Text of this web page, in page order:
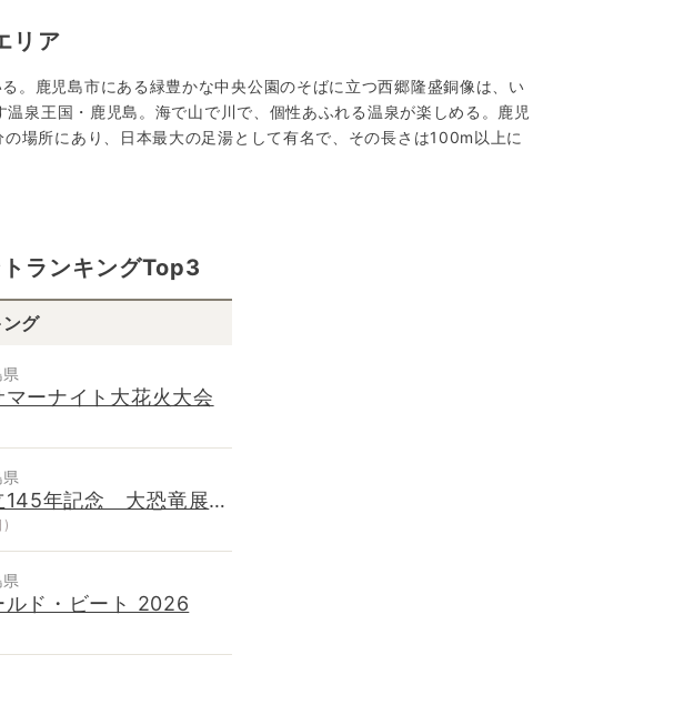
リア
。鹿児島市にある緑豊かな中央公園のそばに立つ西郷隆盛銅像は、い
泉王国・鹿児島。海で山で川で、個性あふれる温泉が楽しめる。鹿児
場所にあり、日本最大の足湯として有名で、その長さは100m以上に
ランキングTop3
グ
ーナイト大花火大会
145年記念 大恐竜展
)
ルド・ビート 2026